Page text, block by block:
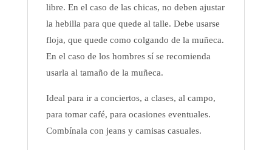
libre. En el caso de las chicas, no deben ajustar
la hebilla para que quede al talle. Debe usarse
floja, que quede como colgando de la muñeca.
En el caso de los hombres sí se recomienda
usarla al tamaño de la muñeca.
Ideal para ir a conciertos, a clases, al campo,
para tomar café, para ocasiones eventuales.
Combínala con jeans y camisas casuales.